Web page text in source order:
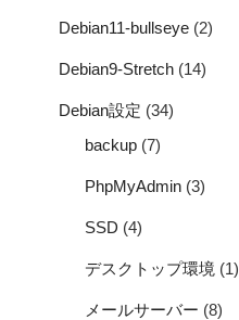
Debian11-bullseye (2)
Debian9-Stretch (14)
Debian設定 (34)
backup (7)
PhpMyAdmin (3)
SSD (4)
デスクトップ環境 (1)
メールサーバー (8)